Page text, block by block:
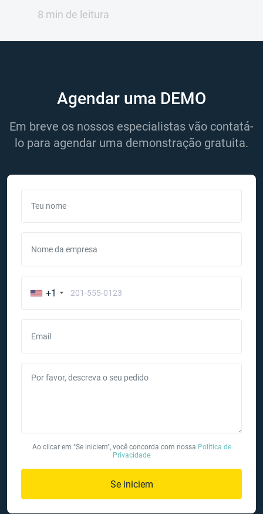
8 min de leitura
Agendar uma DEMO
Em breve os nossos especialistas vão contatá-
lo para agendar uma demonstração gratuita.
Teu nome
Nome da empresa
+1
Email
Por favor, descreva o seu pedido
Ao clicar em "Se iniciem", você concorda com nossa Política de
Privacidade
Se iniciem